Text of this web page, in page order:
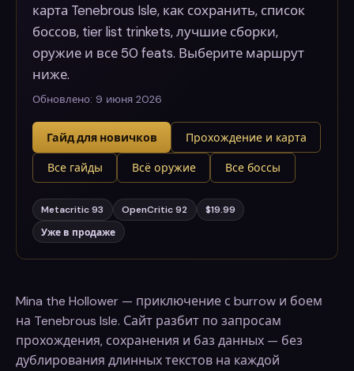
карта Tenebrous Isle, как сохранить, список
боссов, tier list trinkets, лучшие сборки,
оружие и все 50 feats. Выберите маршрут
ниже.
Обновлено: 9 июня 2026
Гайд для новичков Прохождение и карта
Все гайды Всё оружие Все боссы
Metacritic 93 OpenCritic 92
$19.99
Уже в продаже
Mina the Hollower — приключение с burrow и боем
на Tenebrous Isle. Сайт разбит по запросам
прохождения, сохранения и баз данных — без
дублирования длинных текстов на каждой